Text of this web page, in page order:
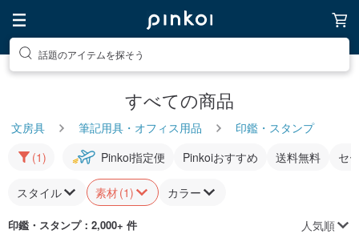
話題のアイテムを探そう
すべての商品
文房具 筆記用具・オフィス用品
印鑑・スタンプ
(1)
Pinkoi指定便 Pinkoiおすすめ 送料無料 セ
スタイル 素材(1) カラー
印鑑・スタンプ：2,000+ 件 人気順